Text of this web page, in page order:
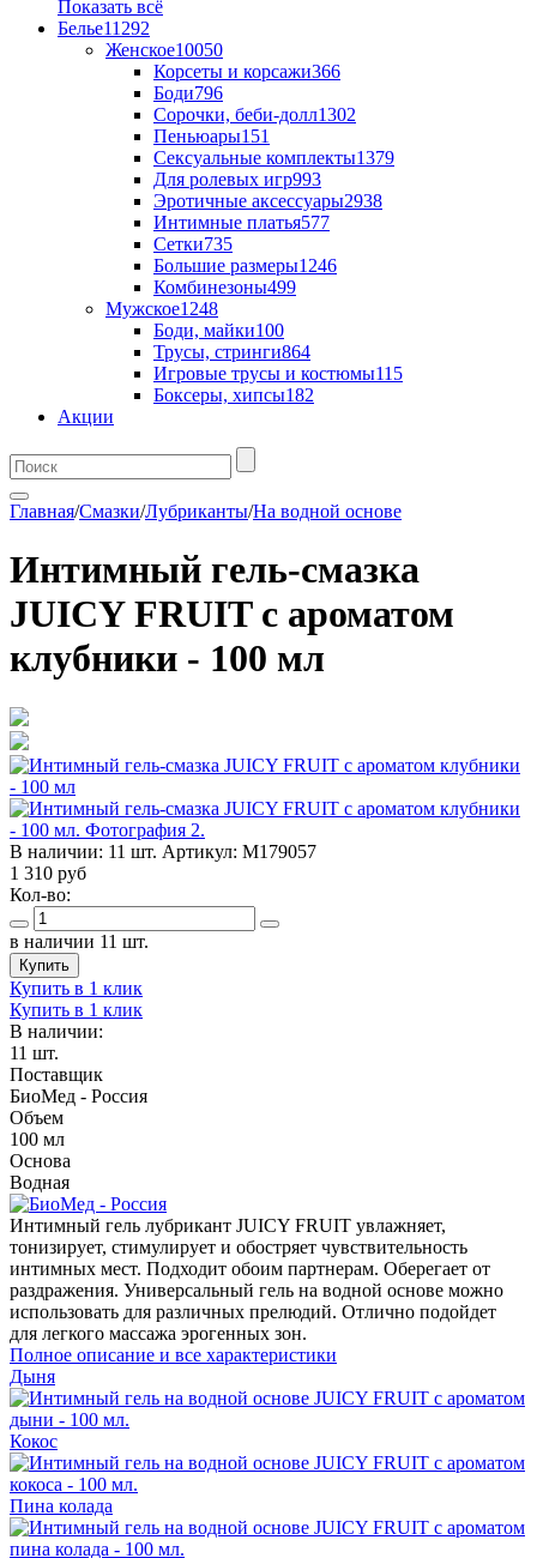
Показать всё
Белье11292
Женское10050
Корсеты и корсажи366
Боди796
Сорочки, беби-долл1302
Пеньюары151
Сексуальные комплекты1379
Для ролевых игр993
Эротичные аксессуары2938
Интимные платья577
Сетки735
Большие размеры1246
Комбинезоны499
Мужское1248
Боди, майки100
Трусы, стринги864
Игровые трусы и костюмы115
Боксеры, хипсы182
Акции
Главная/Смазки/Лубриканты/На водной основе
Интимный гель-смазка
JUICY FRUIT с ароматом
клубники - 100 мл
В наличии: 11 шт. Артикул: M179057
1 310 руб
Кол-во:
в наличии 11 шт.
Купить
Купить в 1 клик
Купить в 1 клик
В наличии:
11 шт.
Поставщик
БиоМед - Россия
Объем
100 мл
Основа
Водная
Интимный гель лубрикант JUICY FRUIT увлажняет,
тонизирует, стимулирует и обостряет чувствительность
интимных мест. Подходит обоим партнерам. Оберегает от
раздражения. Универсальный гель на водной основе можно
использовать для различных прелюдий. Отлично подойдет
для легкого массажа эрогенных зон.
Полное описание и все характеристики
Дыня
Кокос
Пина колада